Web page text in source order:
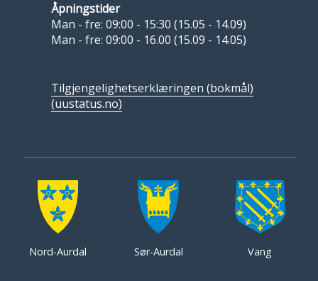
Åpningstider
Man - fre: 09:00 - 15:30 (15.05 - 14.09)
Man - fre: 09:00 - 16.00 (15.09 - 14.05)
Tilgjengelighetserklæringen (bokmål)
(uustatus.no)
Nord-Aurdal Sør-Aurdal Vang